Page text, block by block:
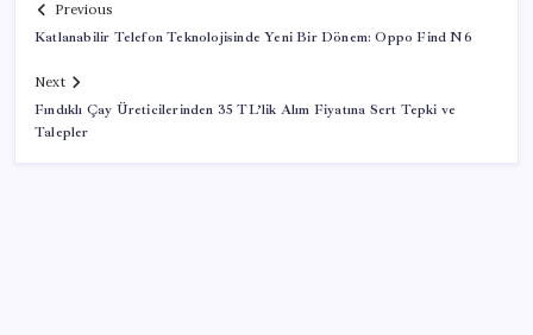
Previous
Katlanabilir Telefon Teknolojisinde Yeni Bir Dönem: Oppo Find N6
Next
Fındıklı Çay Üreticilerinden 35 TL’lik Alım Fiyatına Sert Tepki ve
Talepler